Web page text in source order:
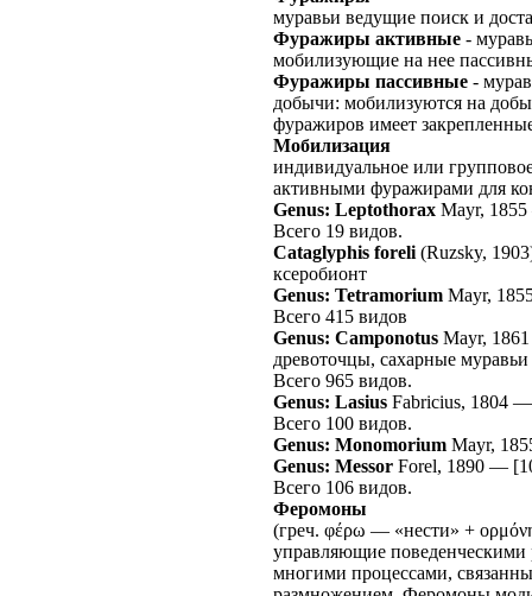
муравьи ведущие поиск и
Фуражиры активные -
мобилизующие на нее
Фуражиры пассивные -
добычи: мобилизуются на
фуражиров имеет
Мобилизация
индивидуальное или
активными фуражирами для
Genus: Leptothorax Mayr, 1855
Всего 19 видов.
Cataglyphis foreli (Ruzsky,
ксеробионт
Genus: Tetramorium Mayr,
Всего 415 видов
Genus: Camponotus Mayr, 1861
древоточцы, сахарные муравьи
Всего 965 видов.
Genus: Lasius Fabricius, 1804
Всего 100 видов.
Genus: Monomorium Mayr,
Genus: Messor Forel, 1890 —
Всего 106 видов.
Феромоны
(греч. φέρω — «нести» +
управляющие поведенческими
многими процессами,